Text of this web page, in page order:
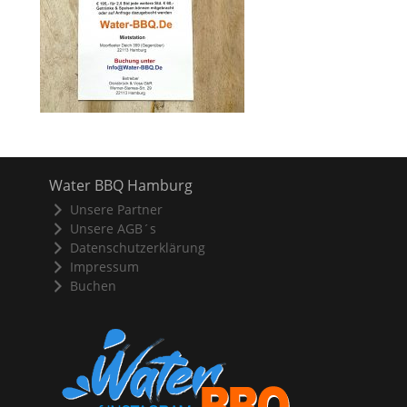
Water BBQ Hamburg
Unsere Partner
Unsere AGB´s
Datenschutzerklärung
Impressum
Buchen